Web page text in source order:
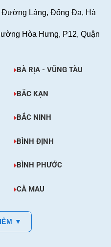
Đường Láng, Đống Đa, Hà
Hòa Hưng, P12, Quận
BÀ RỊA - VŨNG TÀU
BẮC KẠN
BẮC NINH
BÌNH ĐỊNH
BÌNH PHƯỚC
CÀ MAU
▼